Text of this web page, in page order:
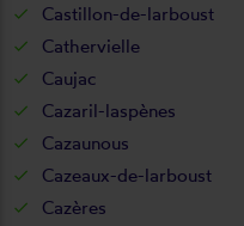
Castillon-de-larboust
Cathervielle
Caujac
Cazaril-laspènes
Cazaunous
Cazeaux-de-larboust
Cazères